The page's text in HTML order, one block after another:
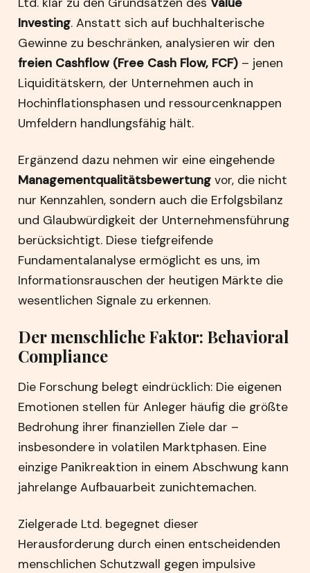
Investing. Anstatt sich auf buchhalterische
Gewinne zu beschränken, analysieren wir den
freien Cashflow (Free Cash Flow, FCF) – jenen
Liquiditätskern, der Unternehmen auch in
Hochinflationsphasen und ressourcenknappen
Umfeldern handlungsfähig hält.
Ergänzend dazu nehmen wir eine eingehende
Managementqualitätsbewertung vor, die nicht
nur Kennzahlen, sondern auch die Erfolgsbilanz
und Glaubwürdigkeit der Unternehmensführung
berücksichtigt. Diese tiefgreifende
Fundamentalanalyse ermöglicht es uns, im
Informationsrauschen der heutigen Märkte die
wesentlichen Signale zu erkennen.
Der menschliche Faktor: Behavioral
Compliance
Die Forschung belegt eindrücklich: Die eigenen
Emotionen stellen für Anleger häufig die größte
Bedrohung ihrer finanziellen Ziele dar –
insbesondere in volatilen Marktphasen. Eine
einzige Panikreaktion in einem Abschwung kann
jahrelange Aufbauarbeit zunichtemachen.
Zielgerade Ltd. begegnet dieser
Herausforderung durch einen entscheidenden
menschlichen Schutzwall gegen impulsive